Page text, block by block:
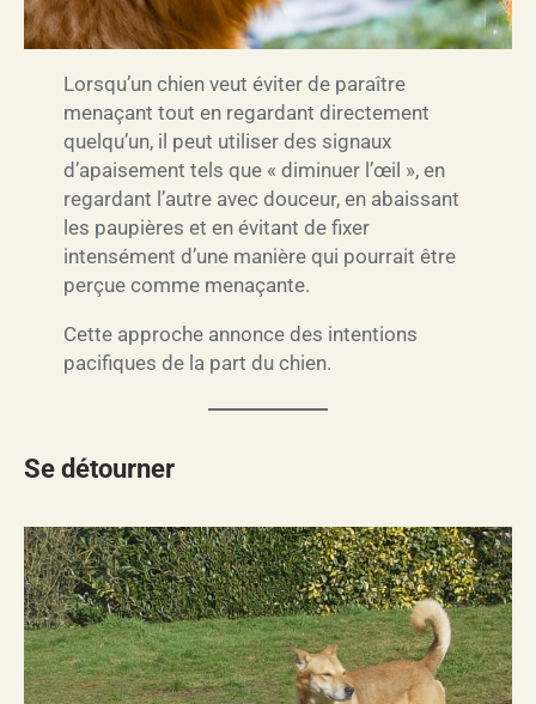
Lorsqu’un chien veut éviter de paraître
menaçant tout en regardant directement
quelqu’un, il peut utiliser des signaux
d’apaisement tels que « diminuer l’œil », en
regardant l’autre avec douceur, en abaissant
les paupières et en évitant de fixer
intensément d’une manière qui pourrait être
perçue comme menaçante.
Cette approche annonce des intentions
pacifiques de la part du chien.
Se détourner